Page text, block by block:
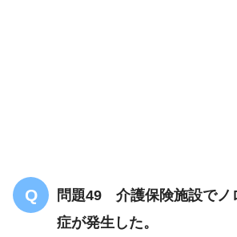
問題49 介護保険施設でノ
症が発生した。